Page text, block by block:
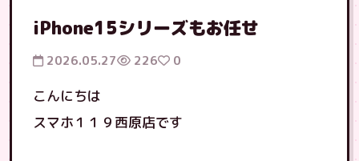
iPhone15シリーズもお任せ
2026.05.27 226 0
こんにちは
スマホ１１９西原店です